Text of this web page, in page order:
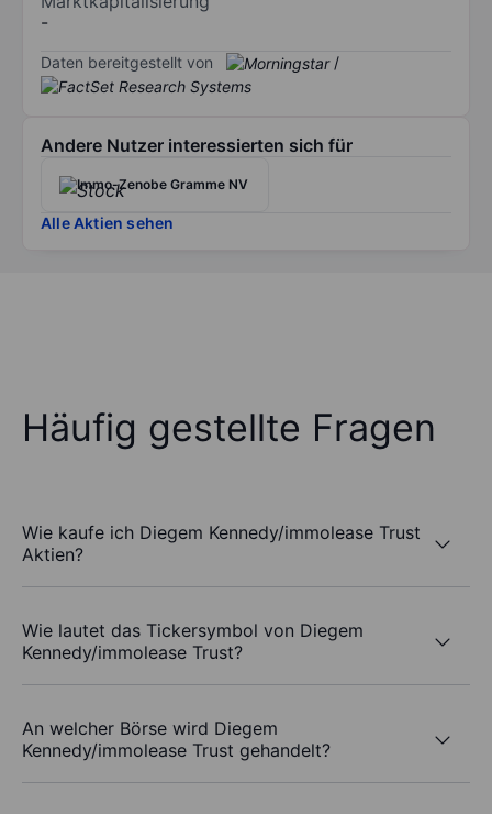
-
Daten bereitgestellt von /
Andere Nutzer interessierten sich für
Immo-Zenobe Gramme NV
Alle Aktien sehen
Häufig gestellte Fragen
Wie kaufe ich Diegem Kennedy/immolease Trust
Aktien?
Wie lautet das Tickersymbol von Diegem
Kennedy/immolease Trust?
An welcher Börse wird Diegem
Kennedy/immolease Trust gehandelt?